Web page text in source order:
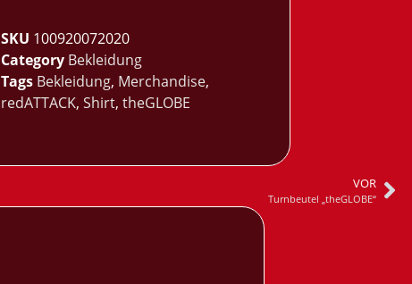
SKU 100920072020
Category Bekleidung
Tags Bekleidung, Merchandise,
redATTACK,Shirt,theGLOBE
VOR
Turnbeutel „theGLOBE“